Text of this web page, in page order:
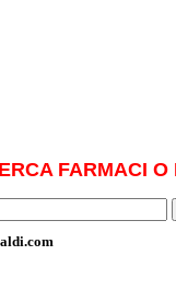
FARMACI